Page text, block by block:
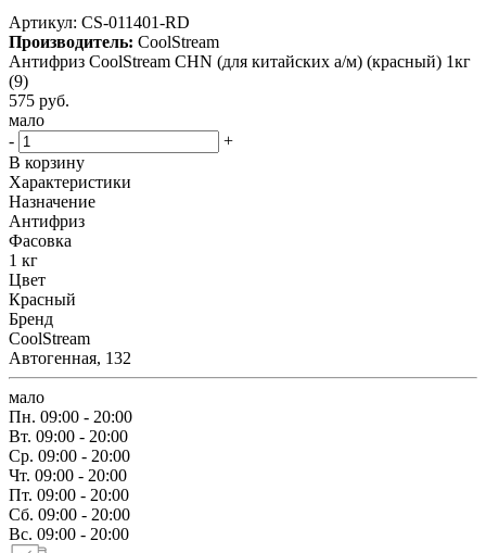
Артикул: CS-011401-RD
Производитель: CoolStream
Антифриз CoolStream CHN (для китайских а/м) (красный) 1кг
(9)
575 руб.
мало
-
+
В корзину
Характеристики
Назначение
Антифриз
Фасовка
1 кг
Цвет
Красный
Бренд
CoolStream
Автогенная, 132
мало
Пн. 09:00 - 20:00
Вт. 09:00 - 20:00
Ср. 09:00 - 20:00
Чт. 09:00 - 20:00
Пт. 09:00 - 20:00
Сб. 09:00 - 20:00
Вс. 09:00 - 20:00